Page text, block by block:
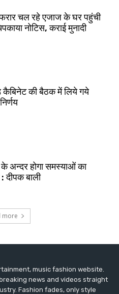
music fashion website.
news and videos straight
Fashion fades, only style